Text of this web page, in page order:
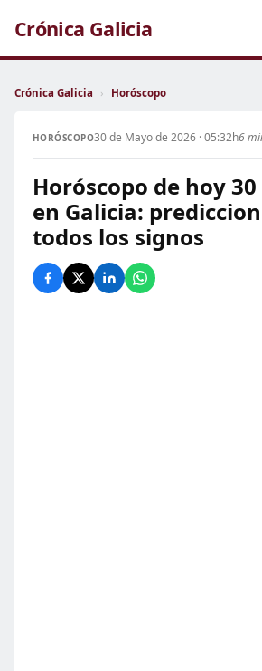
Crónica Galicia
Crónica Galicia › Horóscopo
HORÓSCOPO30 de Mayo de 2026 · 05:32h6
Horóscopo de hoy
en Galicia:
todos los signos